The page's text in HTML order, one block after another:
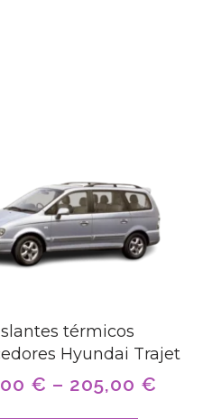
térmicos
Hyundai Trajet
€ – 205,00 €